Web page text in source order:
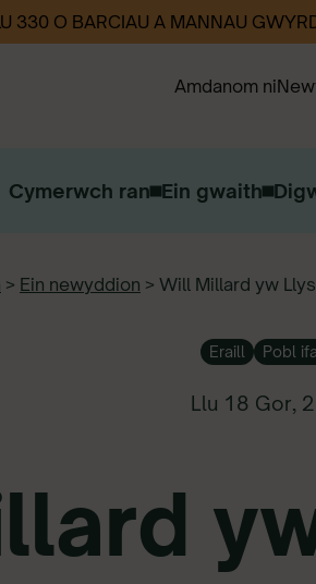
330 O BARCIAU A MANNAU
Amdanom ni
Cysylltwch
Cymerwch ran Ein gwaith
> Ein newyddion > Will Millard yw
Eraill Pobl
Llu 18 Gor,